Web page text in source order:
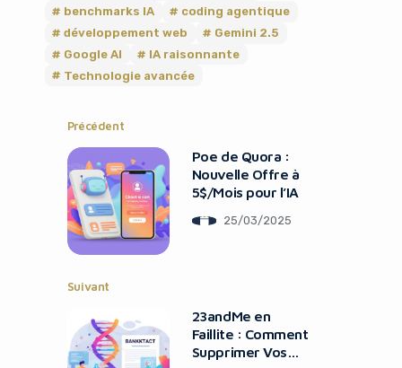
benchmarks IA
coding agentique
développement web
Gemini 2.5
Google AI
IA raisonnante
Technologie avancée
Précédent
Poe de Quora :
Nouvelle Offre à
5$/Mois pour l’IA
25/03/2025
Suivant
23andMe en
Faillite : Comment
Supprimer Vos